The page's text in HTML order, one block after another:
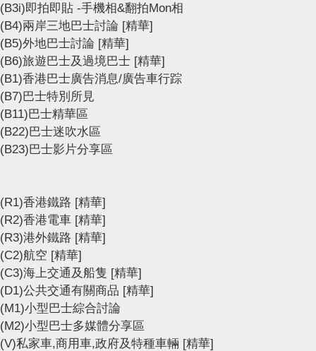
(B3i)即拍即貼 -手機相&翻拍Mon相
(B4)兩岸三地巴士討論 [精華]
(B5)外地巴士討論 [精華]
(B6)旅遊巴士及過境巴士 [精華]
(B1)香港巴士廣告消息/廣告車行踪
(B7)巴士特別所見
(B11)巴士精華區
(B22)巴士迷吹水區
(B23)巴士影片分享區
(R1)香港鐵路 [精華]
(R2)香港電車 [精華]
(R3)港外鐵路 [精華]
(C2)航空 [精華]
(C3)海上交通及船隻 [精華]
(D1)公共交通有關商品 [精華]
(M1)小型巴士綜合討論
(M2)小型巴士多媒體分享區
(V)私家車,商用車,政府及特種車輛 [精華]